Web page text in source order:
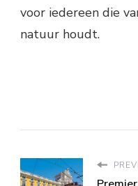
voor iedereen die
natuur houdt.